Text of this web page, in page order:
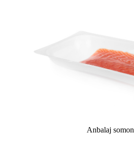
Anbalaj somon